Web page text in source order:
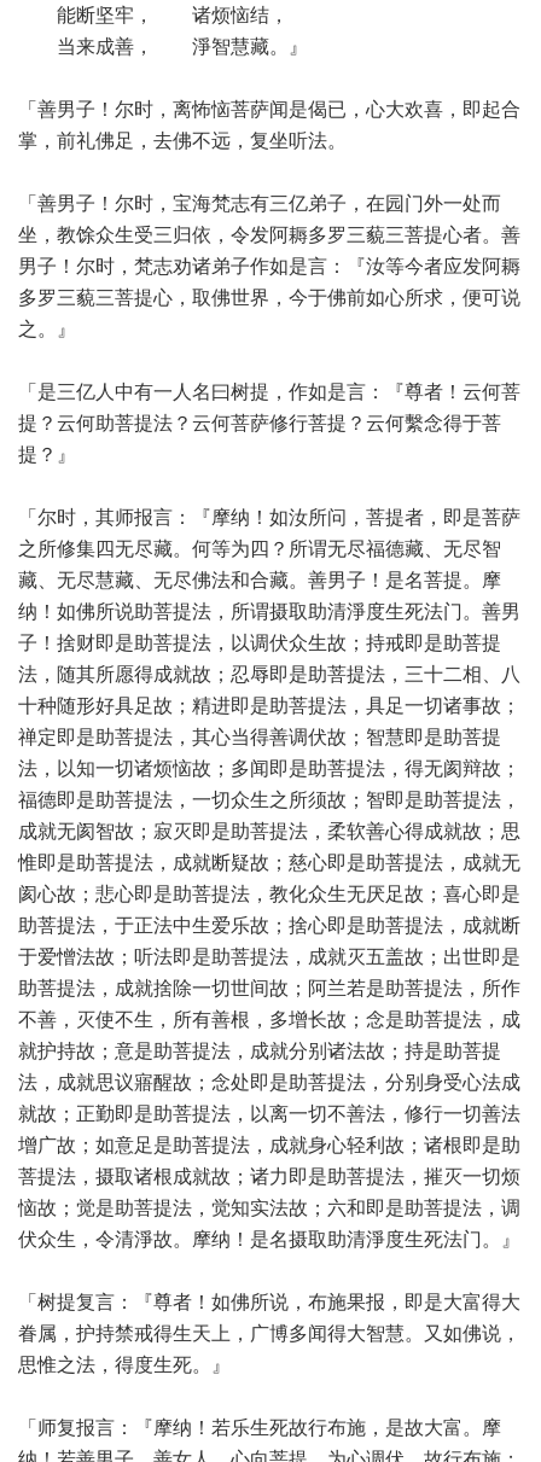
能断坚牢， 诸烦恼结，
当来成善， 淨智慧藏。』
「善男子！尔时，离怖恼菩萨闻是偈已，心大欢喜，即起合
掌，前礼佛足，去佛不远，复坐听法。
「善男子！尔时，宝海梵志有三亿弟子，在园门外一处而
坐，教馀众生受三归依，令发阿耨多罗三藐三菩提心者。善
男子！尔时，梵志劝诸弟子作如是言：『汝等今者应发阿耨
多罗三藐三菩提心，取佛世界，今于佛前如心所求，便可说
之。』
「是三亿人中有一人名曰树提，作如是言：『尊者！云何菩
提？云何助菩提法？云何菩萨修行菩提？云何繫念得于菩
提？』
「尔时，其师报言：『摩纳！如汝所问，菩提者，即是菩萨
之所修集四无尽藏。何等为四？所谓无尽福德藏、无尽智
藏、无尽慧藏、无尽佛法和合藏。善男子！是名菩提。摩
纳！如佛所说助菩提法，所谓摄取助清淨度生死法门。善男
子！捨财即是助菩提法，以调伏众生故；持戒即是助菩提
法，随其所愿得成就故；忍辱即是助菩提法，三十二相、八
十种随形好具足故；精进即是助菩提法，具足一切诸事故；
禅定即是助菩提法，其心当得善调伏故；智慧即是助菩提
法，以知一切诸烦恼故；多闻即是助菩提法，得无阂辩故；
福德即是助菩提法，一切众生之所须故；智即是助菩提法，
成就无阂智故；寂灭即是助菩提法，柔软善心得成就故；思
惟即是助菩提法，成就断疑故；慈心即是助菩提法，成就无
阂心故；悲心即是助菩提法，教化众生无厌足故；喜心即是
助菩提法，于正法中生爱乐故；捨心即是助菩提法，成就断
于爱憎法故；听法即是助菩提法，成就灭五盖故；出世即是
助菩提法，成就捨除一切世间故；阿兰若是助菩提法，所作
不善，灭使不生，所有善根，多增长故；念是助菩提法，成
就护持故；意是助菩提法，成就分别诸法故；持是助菩提
法，成就思议寤醒故；念处即是助菩提法，分别身受心法成
就故；正勤即是助菩提法，以离一切不善法，修行一切善法
增广故；如意足是助菩提法，成就身心轻利故；诸根即是助
菩提法，摄取诸根成就故；诸力即是助菩提法，摧灭一切烦
恼故；觉是助菩提法，觉知实法故；六和即是助菩提法，调
伏众生，令清淨故。摩纳！是名摄取助清淨度生死法门。』
「树提复言：『尊者！如佛所说，布施果报，即是大富得大
眷属，护持禁戒得生天上，广博多闻得大智慧。又如佛说，
思惟之法，得度生死。』
「师复报言：『摩纳！若乐生死故行布施，是故大富。摩